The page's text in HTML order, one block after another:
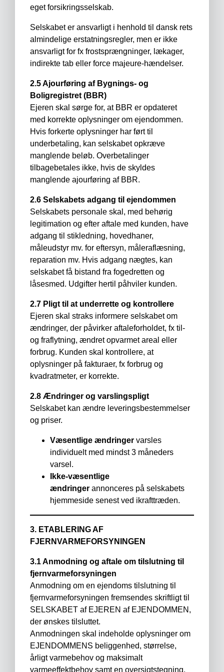
eget forsikringsselskab.
Selskabet er ansvarligt i henhold til dansk rets
almindelige erstatningsregler, men er ikke
ansvarligt for fx frostsprængninger, lækager,
indirekte tab eller force majeure-hændelser.
2.5 Ajourføring af Bygnings- og
Boligregistret (BBR)
Ejeren skal sørge for, at BBR er opdateret
med korrekte oplysninger om ejendommen.
Hvis forkerte oplysninger har ført til
underbetaling, kan selskabet opkræve
manglende beløb. Overbetalinger
tilbagebetales ikke, hvis de skyldes
manglende ajourføring af BBR.
2.6 Selskabets adgang til ejendommen
Selskabets personale skal, med behørig
legitimation og efter aftale med kunden, have
adgang til stikledning, hovedhaner,
måleudstyr mv. for eftersyn, måleraflæsning,
reparation mv. Hvis adgang nægtes, kan
selskabet få bistand fra fogedretten og
låsesmed. Udgifter hertil påhviler kunden.
2.7 Pligt til at underrette og kontrollere
Ejeren skal straks informere selskabet om
ændringer, der påvirker aftaleforholdet, fx til-
og fraflytning, ændret opvarmet areal eller
forbrug. Kunden skal kontrollere, at
oplysninger på fakturaer, fx forbrug og
kvadratmeter, er korrekte.
2.8 Ændringer og varslingspligt
Selskabet kan ændre leveringsbestemmelser
og priser.
Væsentlige ændringer varsles
individuelt med mindst 3 måneders
varsel.
Ikke-væsentlige
ændringer annonceres på selskabets
hjemmeside senest ved ikrafttræden.
3. ETABLERING AF
FJERNVARMEFORSYNINGEN
3.1 Anmodning og aftale om tilslutning til
fjernvarmeforsyningen
Anmodning om en ejendoms tilslutning til
fjernvarmeforsyningen fremsendes skriftligt til
SELSKABET af EJEREN af EJENDOMMEN,
der ønskes tilsluttet.
Anmodningen skal indeholde oplysninger om
EJENDOMMENS beliggenhed, størrelse,
årligt varmebehov og maksimalt
varmeeffektbehov samt en oversigtstegning,